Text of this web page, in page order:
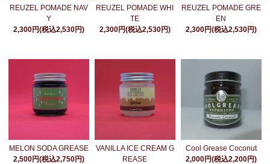
REUZEL POMADE NAV
Y
2,300円(税込2,530円)
REUZEL POMADE WHI
TE
2,300円(税込2,530円)
REUZEL POMADE GRE
EN
2,300円(税込2,530円)
MELON SODA GREASE
2,500円(税込2,750円)
VANILLA ICE CREAM G
REASE
Cool Grease Coconut
2,000円(税込2,200円)